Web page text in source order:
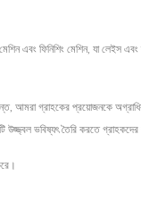
ফিনিশিং মেশিন, যা লেইস এবং
আমরা গ্রাহকের প্রয়োজনকে
উজ্জ্বল ভবিষ্যৎ তৈরি করতে